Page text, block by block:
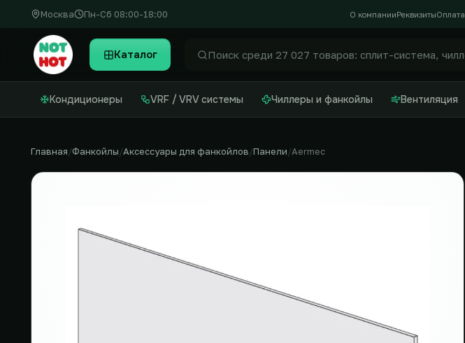
Москва Пн-Сб 08:00-18:00 О компанииРеквизитыОплата
Каталог Найти
Кондиционеры VRF / VRV системы Чиллеры и фанкойлы Вентиляция
Главная Фанкойлы Аксессуары для фанкойлов Панели Aermec